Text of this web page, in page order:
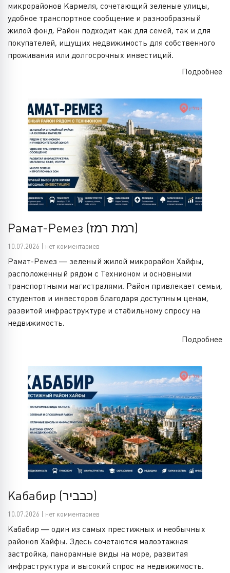
микрорайонов Кармеля, сочетающий зеленые улицы,
удобное транспортное сообщение и разнообразный
жилой фонд. Район подходит как для семей, так и для
покупателей, ищущих недвижимость для собственного
проживания или долгосрочных инвестиций.
Подробнее
Рамат-Ремез (רמת רמז)
10.07.2026 | нет комментариев
Рамат-Ремез — зеленый жилой микрорайон Хайфы,
расположенный рядом с Технионом и основными
транспортными магистралями. Район привлекает семьи,
студентов и инвесторов благодаря доступным ценам,
развитой инфраструктуре и стабильному спросу на
недвижимость.
Подробнее
Кабабир (כבביר)
10.07.2026 | нет комментариев
Кабабир — один из самых престижных и необычных
районов Хайфы. Здесь сочетаются малоэтажная
застройка, панорамные виды на море, развитая
инфраструктура и высокий спрос на недвижимость.